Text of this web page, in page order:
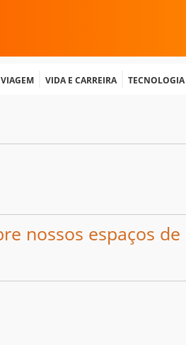
Viagem Vida e Carreira Tecnologia
nossos espaços de